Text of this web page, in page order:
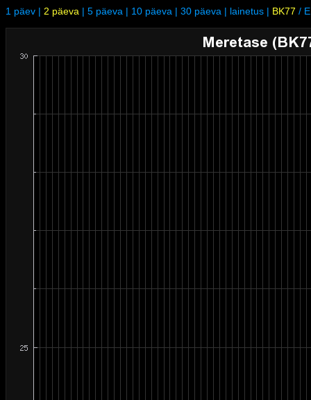
1 päev | 2 päeva | 5 päeva | 10 päeva | 30 päeva | lainetus | BK77 /